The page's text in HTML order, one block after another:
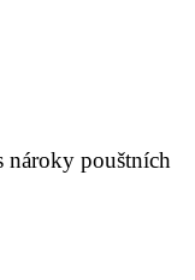
nároky pouštních